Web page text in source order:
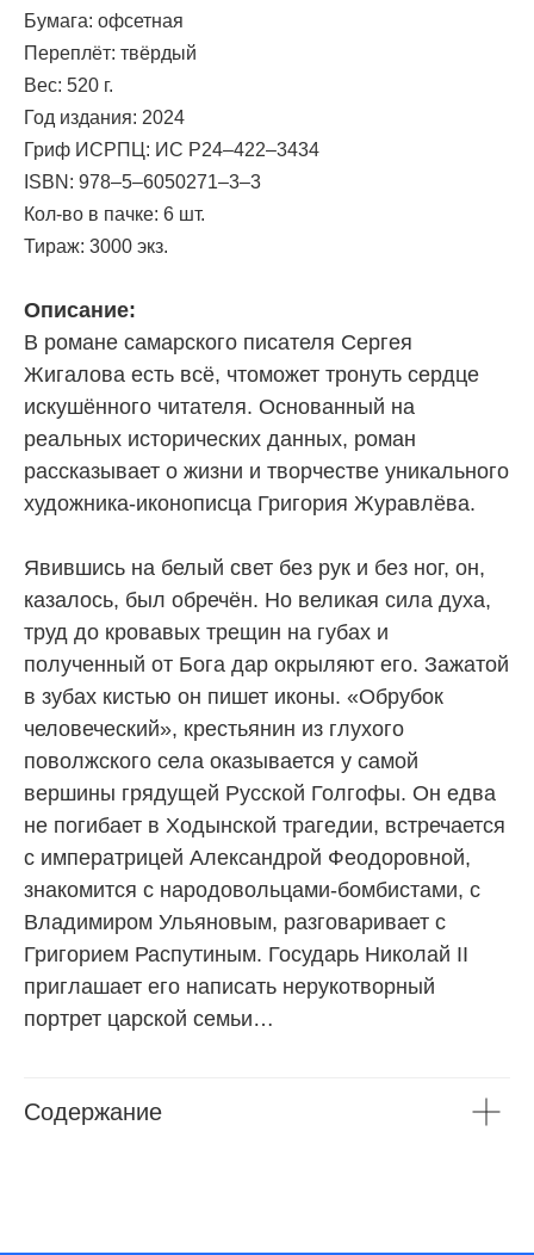
Бумага: офсетная
Переплёт: твёрдый
Вес: 520 г.
Год издания: 2024
Гриф ИСРПЦ: ИС Р24–422–3434
ISBN: 978–5–6050271–3–3
Кол-во в пачке: 6 шт.
Тираж: 3000 экз.
Описание:
В романе самарского писателя Сергея
Жигалова есть всё, чтоможет тронуть сердце
искушённого читателя. Основанный на
реальных исторических данных, роман
рассказывает о жизни и творчестве уникального
художника-иконописца Григория Журавлёва.
Явившись на белый свет без рук и без ног, он,
казалось, был обречён. Но великая сила духа,
труд до кровавых трещин на губах и
полученный от Бога дар окрыляют его. Зажатой
в зубах кистью он пишет иконы. «Обрубок
человеческий», крестьянин из глухого
поволжского села оказывается у самой
вершины грядущей Русской Голгофы. Он едва
не погибает в Ходынской трагедии, встречается
с императрицей Александрой Феодоровной,
знакомится с народовольцами-бомбистами, с
Владимиром Ульяновым, разговаривает с
Григорием Распутиным. Государь Николай II
приглашает его написать нерукотворный
портрет царской семьи…
Содержание